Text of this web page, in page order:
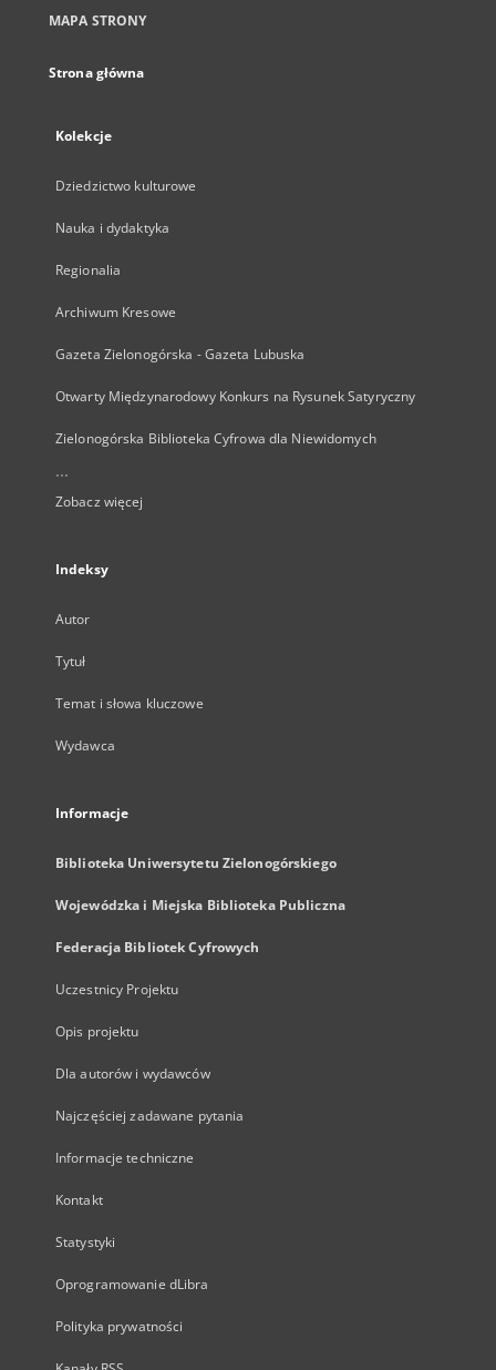
MAPA STRONY
Strona główna
Kolekcje
Dziedzictwo kulturowe
Nauka i dydaktyka
Regionalia
Archiwum Kresowe
Gazeta Zielonogórska - Gazeta Lubuska
Otwarty Międzynarodowy Konkurs na Rysunek Satyryczny
Zielonogórska Biblioteka Cyfrowa dla Niewidomych
...
Zobacz więcej
Indeksy
Autor
Tytuł
Temat i słowa kluczowe
Wydawca
Informacje
Biblioteka Uniwersytetu Zielonogórskiego
Wojewódzka i Miejska Biblioteka Publiczna
Federacja Bibliotek Cyfrowych
Uczestnicy Projektu
Opis projektu
Dla autorów i wydawców
Najczęściej zadawane pytania
Informacje techniczne
Kontakt
Statystyki
Oprogramowanie dLibra
Polityka prywatności